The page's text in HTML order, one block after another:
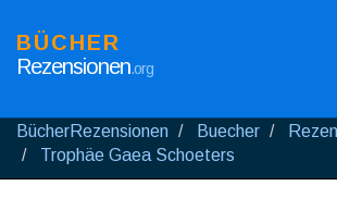
BÜCHER
Rezensionen.org
BücherRezensionen Buecher
Trophäe Gaea Schoeters